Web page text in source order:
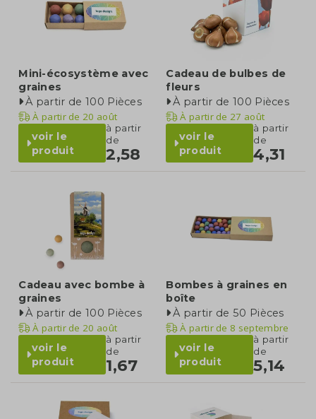
Mini-écosystème avec
graines
À partir de 100 Pièces
À partir de 20 août
voir le
produit
à partir
de
2,58
Cadeau de bulbes de
fleurs
À partir de 100 Pièces
À partir de 27 août
voir le
produit
à partir
de
4,31
Cadeau avec bombe à
graines
À partir de 100 Pièces
À partir de 20 août
voir le
produit
à partir
de
1,67
Bombes à graines en
boîte
À partir de 50 Pièces
À partir de 8 septembre
voir le
produit
à partir
de
5,14